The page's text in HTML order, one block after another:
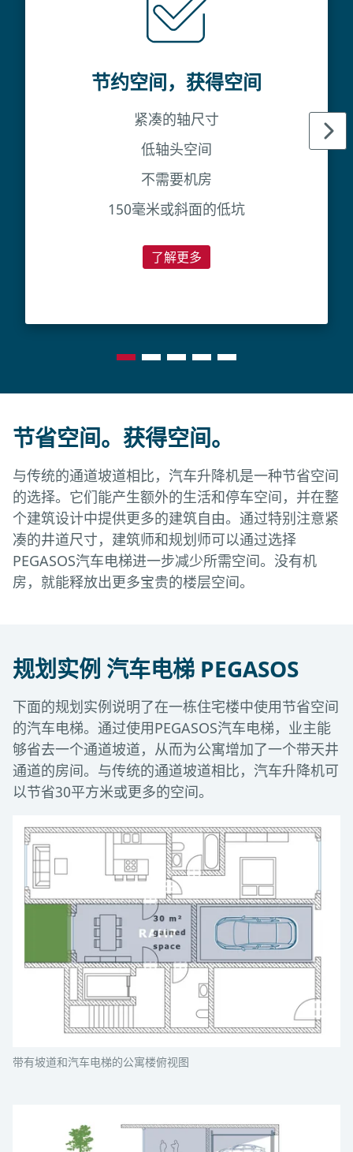
节约空间，获得空间
紧凑的轴尺寸
低轴头空间
不需要机房
150毫米或斜面的低坑
了解更多
节省空间。获得空间。
与传统的通道坡道相比，汽车升降机是一种节省空间
的选择。它们能产生额外的生活和停车空间，并在整
个建筑设计中提供更多的建筑自由。通过特别注意紧
凑的井道尺寸，建筑师和规划师可以通过选择
PEGASOS汽车电梯进一步减少所需空间。没有机
房，就能释放出更多宝贵的楼层空间。
规划实例 汽车电梯 PEGASOS
下面的规划实例说明了在一栋住宅楼中使用节省空间
的汽车电梯。通过使用PEGASOS汽车电梯，业主能
够省去一个通道坡道，从而为公寓增加了一个带天井
通道的房间。与传统的通道坡道相比，汽车升降机可
以节省30平方米或更多的空间。
带有坡道和汽车电梯的公寓楼俯视图